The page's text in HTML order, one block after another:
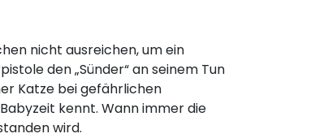
nicht ausreichen, um ein
den „Sünder“ an seinem Tun
Katze bei gefährlichen
kennt. Wann immer die
wird.